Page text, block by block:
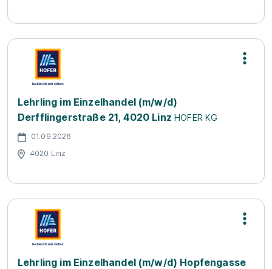
Lehrling im Einzelhandel (m/w/d)
Derfflingerstraße 21, 4020 Linz HOFER KG
01.09.2026
4020 Linz
Lehrling im Einzelhandel (m/w/d) Hopfengasse